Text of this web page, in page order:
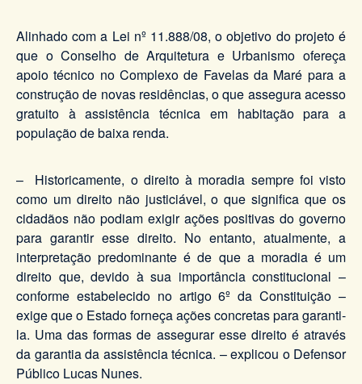
Alinhado com a Lei nº 11.888/08, o objetivo do projeto é
que o Conselho de Arquitetura e Urbanismo ofereça
apoio técnico no Complexo de Favelas da Maré para a
construção de novas residências, o que assegura acesso
gratuito à assistência técnica em habitação para a
população de baixa renda.
– Historicamente, o direito à moradia sempre foi visto
como um direito não justiciável, o que significa que os
cidadãos não podiam exigir ações positivas do governo
para garantir esse direito. No entanto, atualmente, a
interpretação predominante é de que a moradia é um
direito que, devido à sua importância constitucional –
conforme estabelecido no artigo 6º da Constituição –
exige que o Estado forneça ações concretas para garanti-
la. Uma das formas de assegurar esse direito é através
da garantia da assistência técnica. – explicou o Defensor
Público Lucas Nunes.